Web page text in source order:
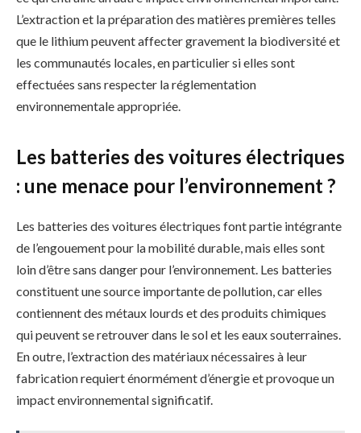
L’extraction et la préparation des matières premières telles
que le lithium peuvent affecter gravement la biodiversité et
les communautés locales, en particulier si elles sont
effectuées sans respecter la réglementation
environnementale appropriée.
Les batteries des voitures électriques
: une menace pour l’environnement ?
Les batteries des voitures électriques font partie intégrante
de l’engouement pour la mobilité durable, mais elles sont
loin d’être sans danger pour l’environnement. Les batteries
constituent une source importante de pollution, car elles
contiennent des métaux lourds et des produits chimiques
qui peuvent se retrouver dans le sol et les eaux souterraines.
En outre, l’extraction des matériaux nécessaires à leur
fabrication requiert énormément d’énergie et provoque un
impact environnemental significatif.